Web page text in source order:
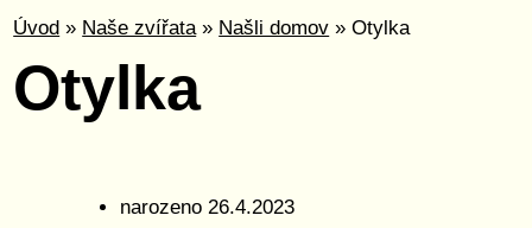
Úvod » Naše zvířata» Našli domov » Otylka
Otylka
narozeno 26.4.2023